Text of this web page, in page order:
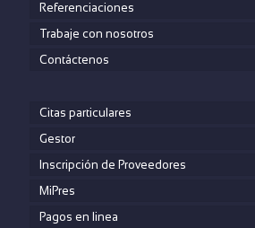
Referenciaciones
Trabaje con nosotros
Contáctenos
Citas particulares
Gestor
Inscripción de Proveedores
MiPres
Pagos en linea